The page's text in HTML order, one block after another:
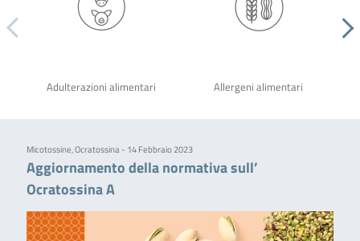
Adulterazioni alimentari Allergeni alimentari
Micotossine, Ocratossina - 14 Febbraio 2023
Aggiornamento della normativa sull’
Ocratossina A